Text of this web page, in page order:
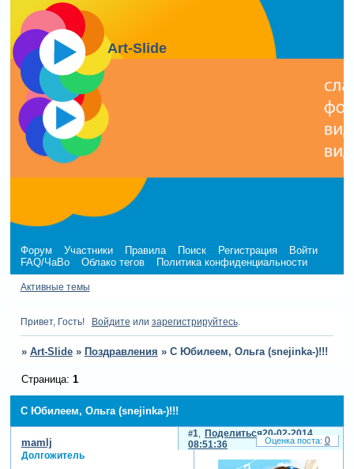
Art-Slide
Форум Участники Правила Поиск Регистрация
Войти
FAQ/ЧаВо
Облако тегов Политика конфиденциальности
Активные темы
Привет, Гость! Войдите или зарегистрируйтесь.
» Art-Slide » Поздравления » С Юбилеем, Ольга (snejinka-)!!!
С Юбилеем, Ольга (snejinka-)!!!
Страница: 1
Поделиться
1
20-02-2014
08:51:36
mamlj
Долгожитель
0